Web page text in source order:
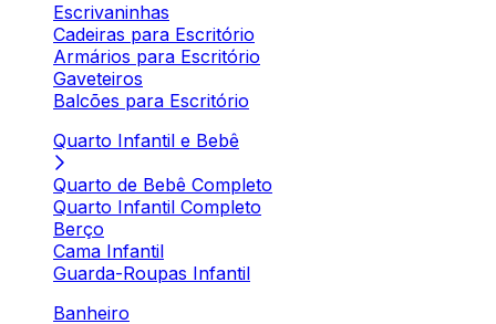
Escrivaninhas
Cadeiras para Escritório
Armários para Escritório
Gaveteiros
Balcões para Escritório
Quarto Infantil e Bebê
Quarto de Bebê Completo
Quarto Infantil Completo
Berço
Cama Infantil
Guarda-Roupas Infantil
Banheiro